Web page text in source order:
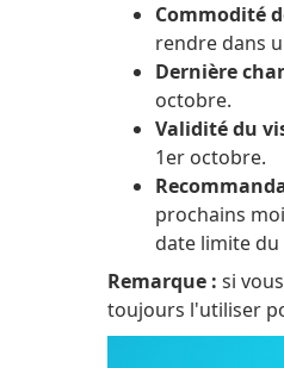
Commodité
rendre dans
Dernière
octobre.
Validité du
1er octobre.
prochains
date limite
Remarque : si
toujours l'utiliser